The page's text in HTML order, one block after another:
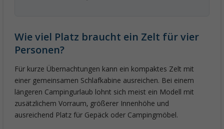
Wie viel Platz braucht ein Zelt für vier
Personen?
Für kurze Übernachtungen kann ein kompaktes Zelt mit
einer gemeinsamen Schlafkabine ausreichen. Bei einem
längeren Campingurlaub lohnt sich meist ein Modell mit
zusätzlichem Vorraum, größerer Innenhöhe und
ausreichend Platz für Gepäck oder Campingmöbel.